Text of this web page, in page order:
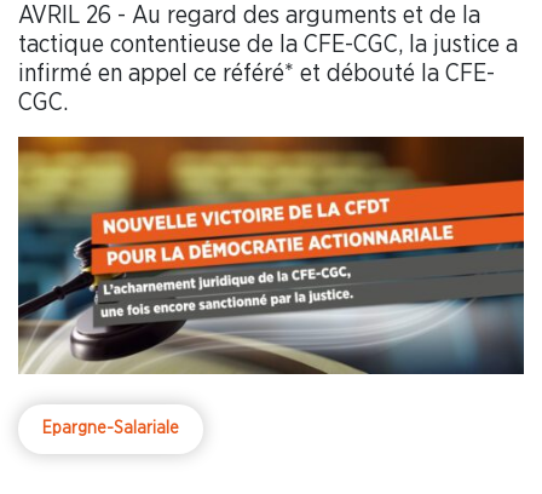
AVRIL 26 - Au regard des arguments et de la
tactique contentieuse de la CFE-CGC, la justice a
infirmé en appel ce référé* et débouté la CFE-
CGC.
Epargne-Salariale